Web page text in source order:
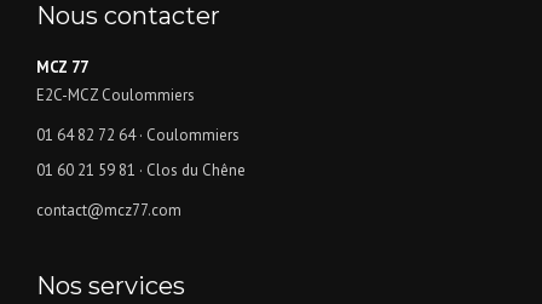
Nous contacter
MCZ 77
E2C-MCZ Coulommiers
01 64 82 72 64· Coulommiers
01 60 21 59 81 · Clos du Chêne
contact@mcz77.com
Nos services